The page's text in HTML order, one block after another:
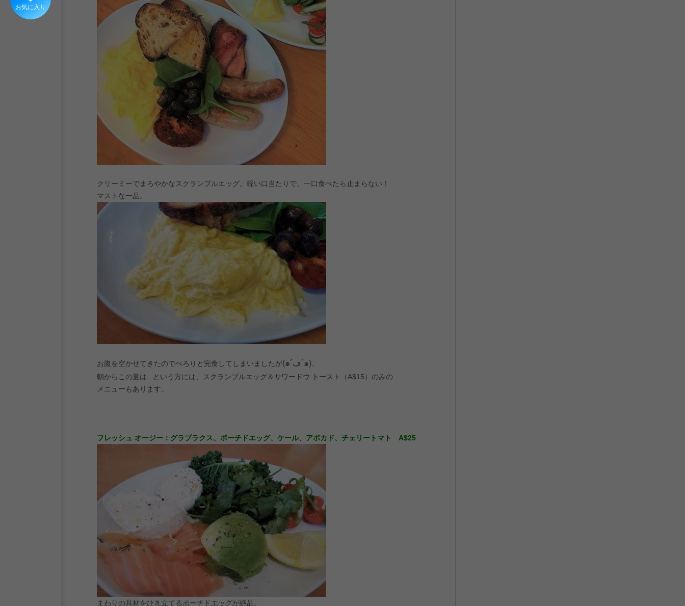
お気に入り
クリーミーでまろやかなスクランブルエッグ。軽い口当たりで、一口食べたら止まらない！
マストな一品。
お腹を空かせてきたのでぺろりと完食してしまいましたが (๑´ڡ`๑)
朝からこの量は...という方には、スクランブルエッグ＆サワードウ トースト（A$15）のみの
メニューもあります。
フレッシュ オージー ： グラブラクス、ポーチドエッグ、ケール、アボカド、チェリートマト A$25
まわりの具材をひき立てるポーチドエッグが絶品。